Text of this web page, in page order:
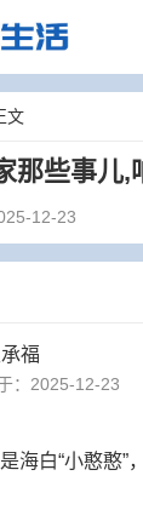
文
那些事儿,
12-23
福
：2025-12-23
海白“小憨憨